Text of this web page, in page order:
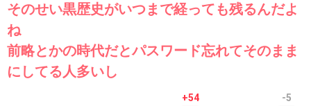
そのせい黒歴史がいつまで経っても残るんだよ
ね
前略とかの時代だとパスワード忘れてそのまま
にしてる人多いし
+54 -5